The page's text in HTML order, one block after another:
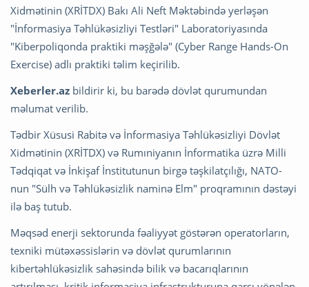
Xidmətinin (XRİTDX) Bakı Ali Neft Məktəbində yerləşən
"İnformasiya Təhlükəsizliyi Testləri" Laboratoriyasında
"Kiberpoliqonda praktiki məşğələ" (Cyber Range Hands-On
Exercise) adlı praktiki təlim keçirilib.
Xeberler.az bildirir ki, bu barədə dövlət qurumundan
məlumat verilib.
Tədbir Xüsusi Rabitə və İnformasiya Təhlükəsizliyi Dövlət
Xidmətinin (XRİTDX) və Rumıniyanın İnformatika üzrə Milli
Tədqiqat və İnkişaf İnstitutunun birgə təşkilatçılığı, NATO-
nun "Sülh və Təhlükəsizlik naminə Elm" proqramının dəstəyi
ilə baş tutub.
Məqsəd enerji sektorunda fəaliyyət göstərən operatorların,
texniki mütəxəssislərin və dövlət qurumlarının
kibertəhlükəsizlik sahəsində bilik və bacarıqlarının